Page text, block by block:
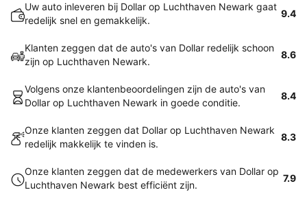
Uw auto inleveren bij Dollar op Luchthaven Newark gaat
redelijk snel en gemakkelijk.
9.4
Klanten zeggen dat de auto's van Dollar redelijk schoon
zijn op Luchthaven Newark.
8.6
Volgens onze klantenbeoordelingen zijn de auto's van
Dollar op Luchthaven Newark in goede conditie.
8.4
Onze klanten zeggen dat Dollar op Luchthaven Newark
redelijk makkelijk te vinden is.
8.3
Onze klanten zeggen dat de medewerkers van Dollar op
Luchthaven Newark best efficiënt zijn.
7.9